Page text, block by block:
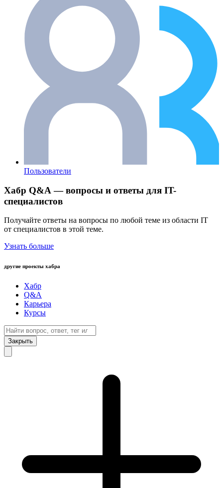
Пользователи
Хабр Q&A — вопросы и ответы для IT-
специалистов
Получайте ответы на вопросы по любой теме из области IT
от специалистов в этой теме.
Узнать больше
другие проекты хабра
Хабр
Q&A
Карьера
Курсы
Закрыть